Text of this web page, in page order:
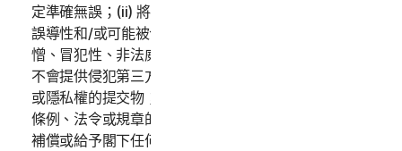
定準確無誤；(ii) 將不會提供已知為虛假、不準確或具有
誤導性和/或可能被合理地視為毀謗性、損害名譽、可
憎、冒犯性、非法威脅或非法騷擾他人的提交物；(iii) 將
不會提供侵犯第三方智慧財產權或其他專屬權利或公開權
或隱私權的提交物；(iv) 將不會提供違反任何適用法律、
條例、法令或規章的提交物；(v) 將不會提供任何第三方
補償或給予閣下任何代價的提交物；(vi) 不得為任何人提